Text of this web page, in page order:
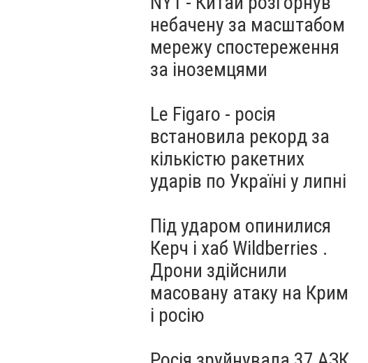
небачену за масштабом
мережу спостереження
за іноземцями
Le Figaro - росія
встановила рекорд за
кількістю ракетних
ударів по Україні у липні
Під ударом опинилися
Керч і хаб Wildberries .
Дрони здійснили
масовану атаку на Крим
і росію